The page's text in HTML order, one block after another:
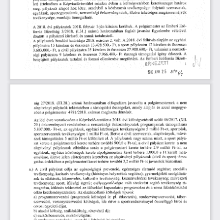
let)
  értelmében
   a
  Képviselő-testület
  minden
  évben
   a
  költségvetésben
  keretösszeget
   határoz
meg,
  pályázati
  alapot
  hoz
  létre,
  amelyből
   a
  közhasznú
  tevékenységet
   folytató
   szervezetek,
egyházak,
  sportegyesületek,
  nemzetiségi
  önkormányzatok,
  illetve
tehetséges
  magánszemélyek
tevékenysége,
  munkája
  támogatható.
A  2018.
  évi
  pályázatok
  2018.
  február
  l-jén
  kiírásra
  kerültek.
  A
  polgármester
  az
  Emberi
  Erő-
forrás
  Bizottság
   3/2018.
   (1.31.)
  számú
  határozatában
   foglalt
  javaslat
   figyelembe
   vételével
döntött
   a
pályázati
  kiírásról
  és
annak
  tartalmáról.
A  pályázatok
  beadási
  határideje
2018.
  március
  2.
volt.
  A
  2018.
  évi
  felhívás
alapján az
  egyházi
pályázatra
  15
  kérelem
  és
  összesen
  13.428.500,-
  Ft,
  a  sport
  pályázatra
  12
kérelem
  és
  összesen
3.603.000,-
  Ft,
  a  civil
  pályázatra
  35
  kérelem
  és
  összesen
  27.908.600,-
  Ft,
  valamint
  a  nemzeti-
ségi
  pályázatra
  9
  kérelem
  és
  összesen
  7.966.400,-
  Ft
  összegű
  támogatási
  igény
  érkezett.
   A
benvúitott
  pályázatok
  tartalmi
  és
  formai
  ellenőrzése
  megtörtént.
  Az
  Emberi
  Erőforrás
  Bizott-
-~M/rr7CTT
                              1
2010
  APR
  2 5    /fí^
V     V
ság
  27/2018.
  (III.28.)
  számú
  határozatában
  elfogadásra
  javasolta
   a
  polgármesternek
   a
  nem
alapítványi
  pályázók
  tekintetében
  a  támogatási
  összegeket,
  amely
  alapján
  és
  azzal
  megegye-
zően
  a polgármester
   4781/2018.
  számon
  meghozta
  döntését.
Az
  idei
  évre
vonatkozóan
  a Képviselő-testület
  a 2018.
  évi
  költségvetésről
  szóló
  46/2017.
  (XII.
20.)
  önkormányzati
  rendeletben
  a
  nemzetiségi
  önkormányzatok
  programjainak
  támogatására
5.807.000.-
  Ft-ot,
  az
  egyházak,
  egyházi
  közösségek
  tevékenységére
  5
  millió
  Ft-ot,
  sportolók,
sportszervezetek
  tevékenységre
  1
millió
  Ft-ot,
  illetve
  a  civil
  szervezetek,
  alapítványok,
  művé-
szek
  támogatására
  5
  millió
  Ft-ot
  különített
  el.
  A
  pályázatok
  nagy
  száma
  miatt,
  a  sport
  pályá-
zat
  kerete
  a polgármesteri
  kerete
  terhére
  további
  900,0
  e  Ft-tal,
  a  civil
  pályázat
  kerete
   a
  nem
alapítványi
  pályázatok
  elbírálása
  során
  a
  polgármesteri
   kerete
  terhére
   2.9
  millió
  Ft-tal,
   az
egyházak,
  egyházi
  közösségek
  kerete
  alpolgármesteri
  keret
  terhére
  1.000,0
  e  Ft
  került
  meg-
emelésre,
  illetve
jelen
  előterjesztés
  keretében
  az
  alapítványi
  pályázatok
  (civil
  és
  sport)
  támo-
gatása érdekében
  a polgármesteri
  keret
  terhére
  további
  3,2
  millió
  Ft-ot
javasolok
  biztosítani.
a.)
  A
   civil
  pályázat
   célja
  az
  egészségügyi
   prevenció,
   egészséges
   életmód
   segítése;
   szociális
tevékenység,
  karitatív
  tevékenység
  (hátrányos
  helyzetűek
  segítése);
  gyermekjóléti
  szolgáltatá-
sok
  és
  ellátások;
  köznevelés;
  kulturális
  tevékenység,
  közművelődési
  tevékenység;
  művészeti
tevékenység;
  sport,
  ifjúsági
  ügyek;
  esélyegyenlőségre
  való
  törekvést
  segítő
  tevékenység
  tá-
mogatása,
  különös
  tekintettel
  az
  idősekkel
  kapcsolatos
  programokra
  és
  a roma
  felzárkóztatást
célzó
  kezdeményezésekre.
  Az
  elszámolható
  költségek
  típusai:
a)    programszervezési
   (programok
  költségei
  is:
  pl.
  étkeztetés),
  rendezvényszervezési,
   tábor-
szervezési,
  versenyszervezési
  költségek,
  ide
  értve
  a  sportrendezvénnyel
  összefüggő
  bírói
  és
orvosi
  ügyeleti
  díjat,
b)   utazási
  költség,
  szállásköltség,
  részvételi
  díj;
c)   eszközbeszerzés,
  eszközfelújítás;